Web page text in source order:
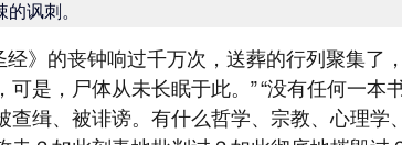
讽刺。
经》的丧钟响过千万次，送葬的行列聚集了
是，尸体从未长眠于此。” “没有任何一本
查缉、被诽谤。有什么哲学、宗教、心理学